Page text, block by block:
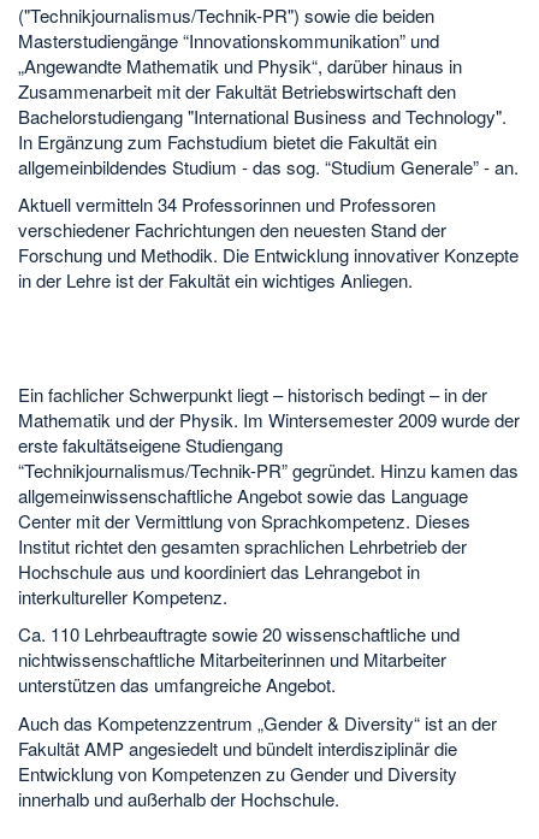
("Technikjournalismus/Technik-PR") sowie die beiden
Masterstudiengänge “Innovationskommunikation” und
„Angewandte Mathematik und Physik“, darüber hinaus in
Zusammenarbeit mit der Fakultät Betriebswirtschaft den
Bachelorstudiengang "International Business and Technology".
In Ergänzung zum Fachstudium bietet die Fakultät ein
allgemeinbildendes Studium - das sog. “Studium Generale” - an.
Aktuell vermitteln 34 Professorinnen und Professoren
verschiedener Fachrichtungen den neuesten Stand der
Forschung und Methodik. Die Entwicklung innovativer Konzepte
in der Lehre ist der Fakultät ein wichtiges Anliegen.
Ein fachlicher Schwerpunkt liegt – historisch bedingt – in der
Mathematik und der Physik. Im Wintersemester 2009 wurde der
erste fakultätseigene Studiengang
“Technikjournalismus/Technik-PR” gegründet. Hinzu kamen das
allgemeinwissenschaftliche Angebot sowie das Language
Center mit der Vermittlung von Sprachkompetenz. Dieses
Institut richtet den gesamten sprachlichen Lehrbetrieb der
Hochschule aus und koordiniert das Lehrangebot in
interkultureller Kompetenz.
Ca. 110 Lehrbeauftragte sowie 20 wissenschaftliche und
nichtwissenschaftliche Mitarbeiterinnen und Mitarbeiter
unterstützen das umfangreiche Angebot.
Auch das Kompetenzzentrum „Gender & Diversity“ ist an der
Fakultät AMP angesiedelt und bündelt interdisziplinär die
Entwicklung von Kompetenzen zu Gender und Diversity
innerhalb und außerhalb der Hochschule.